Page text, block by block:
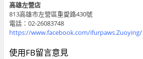
高雄左營店
813高雄市左營區重愛路430號
電話：02-26083748
https://www.facebook.com/ifurpaws.Zuoying/
使用FB留言意見